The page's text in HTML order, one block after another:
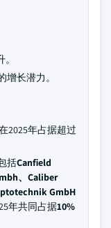
长潜力。
2025年占据超过
括Canfield
、Caliber
GmbH
年共同占据10%